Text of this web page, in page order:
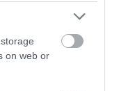
on web or